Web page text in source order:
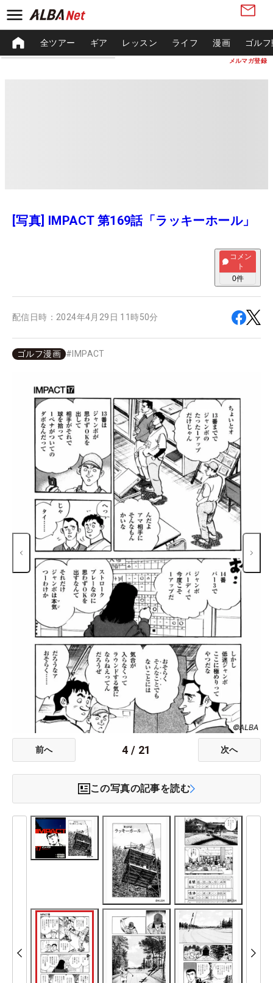
メルマガ登録
全ツアー ギア レッスン ライフ 漫画 ゴル
[写真] IMPACT 第169話「ラッキーホール」
コメン
ト
0件
配信日時： 2024年4月29日 11時50分
ゴルフ漫画 # IMPACT
前へ 4 / 21 次へ
この写真の記事を読む